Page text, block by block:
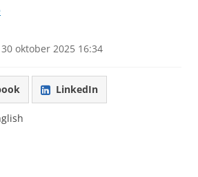
30 oktober 2025 16:34
LinkedIn